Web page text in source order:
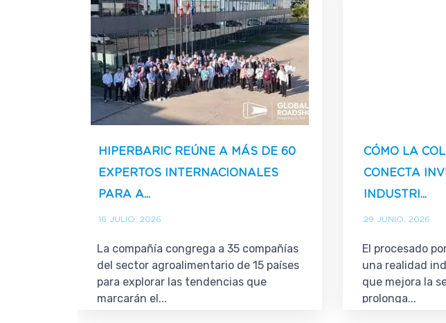
HIPERBARIC REÚNE A MÁS DE 60
EXPERTOS INTERNACIONALES
PARA A...
16 JULIO, 2026
La compañía congrega a 35 compañías
del sector agroalimentario de 15 países
para explorar las tendencias que
marcarán el...
CÓMO LA
CONECTA
INDUSTRI...
29 JUNIO, 2026
El procesado
una realidad
que mejora la
prolonga...